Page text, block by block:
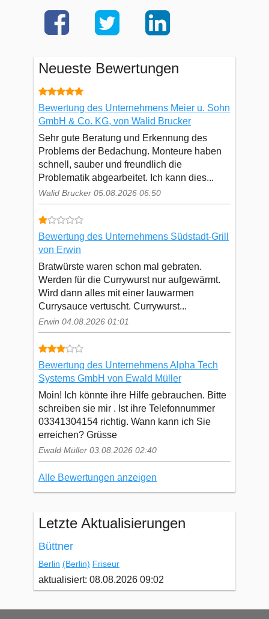
Neueste Bewertungen
Bewertung des Unternehmens Meier u. Sohn
GmbH & Co. KG, von Walid Brucker
Sehr gute Beratung und Erkennung des
Problems der Bedachung. Monteure haben
schnell, sauber und freundlich die
Problematik abgearbeitet. Ich kann dies...
Walid Brucker 05.08.2026 06:50
Bewertung des Unternehmens Südstadt-Grill
von Erwin
Bratwürste waren schon mal gebraten.
Werden für die Currywurst nur aufgewärmt.
Wird dann alles mit einer lauwarmen
Currysauce vertuscht. Currywurst...
Erwin 04.08.2026 01:01
Bewertung des Unternehmens Alpha Tech
Systems GmbH von Ewald Müller
Moin! Ich könnte ihre Hilfe gebrauchen. Bitte
schreiben sie mir . Ist ihre Telefonnummer
03341304154 richtig. Wann kann ich Sie
erreichen? Grüsse
Ewald Müller 03.08.2026 02:40
Alle Bewertungen anzeigen
Letzte Aktualisierungen
Büttner
Berlin (Berlin) Friseur
aktualisiert: 08.08.2026 09:02